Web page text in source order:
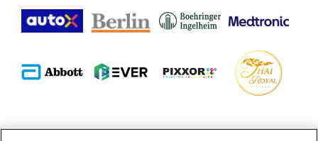
alliance